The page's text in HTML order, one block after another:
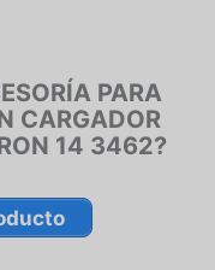
Tunja,
Cúcuta, Mocoa,
Sincelejo,
PARA
CARGADOR
14 3462?